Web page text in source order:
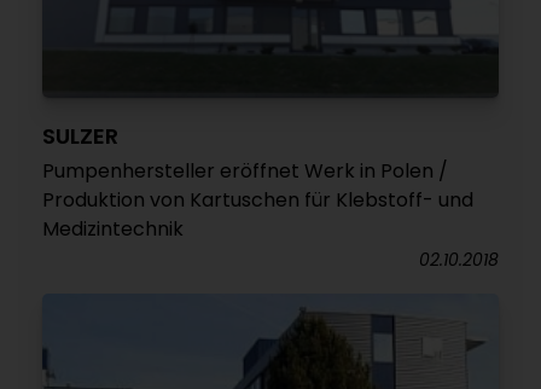
SULZER
Pumpenhersteller eröffnet Werk in Polen /
Produktion von Kartuschen für Klebstoff- und
Medizintechnik
02.10.2018